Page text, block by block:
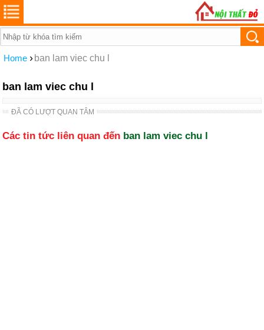
Home › ban lam viec chu l
ban lam viec chu l
ĐÃ CÓ LƯỢT QUAN TÂM
Các tin tức liên quan đến ban lam viec chu l